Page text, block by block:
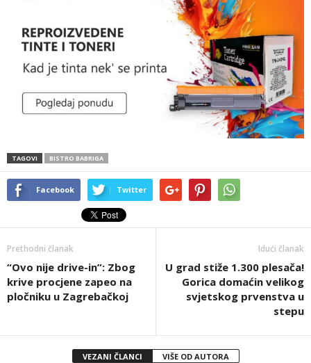
TAGOVI BISTRO BABRIGA
Facebook Twitter
Prethodni članak
“Ovo nije drive-in”: Zbog
krive procjene zapeo na
pločniku u Zagrebačkoj
Idući članak
U grad stiže 1.300 plesača!
Gorica domaćin velikog
svjetskog prvenstva u
stepu
VEZANI ČLANCI VIŠE OD AUTORA